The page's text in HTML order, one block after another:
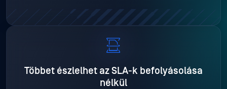
Többet észlelhet az SLA-k befolyásolása
nélkül